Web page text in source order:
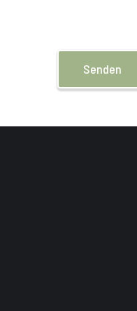
Senden